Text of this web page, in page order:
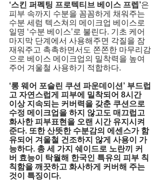
‘스킨 퍼펙팅 프로텍티브 베이스 프렙’은
피부 속까지 수분을 꼼꼼하게 채워주는
수분 세럼 텍스쳐의 메이크업 베이스로
일명 ‘수분 베이스’로 불린다. 기초 케어
마지막 단계에서 사용해주면 각질을 잠
재워주고 촉촉하면서도 쫀쫀한 마무리감
으로 베이스 메이크업의 밀착력을 높여
주어 겨울철 사용하기 적합하다.
‘롱 웨어 포슬린 쿠션 파운데이션’ 부드럽
고 자연스럽게 피부에 밀착되어 8시간
이상 지속되는 커버력을 갖춘 쿠션으로
수정 메이크업을 하지 않고도 매끄럽고
화사한 피부표현을 오랜 시간 유지시켜
준다. 또한 산뜻한 수분감의 에센스가 함
유되어 겨울철 건조하지 않게 사용이 가
능하다. 총 세 가지 쉐이드로 노란끼 커
버 효능이 탁월해 한국인 특유의 피부 칙
칙함을 깨끗하고 화사하게 커버해 주는
것이 특징이다.